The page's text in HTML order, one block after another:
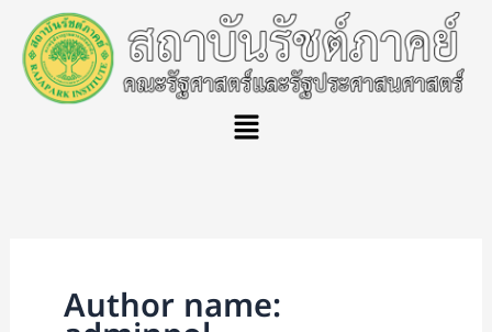
content
Menu
Author name: